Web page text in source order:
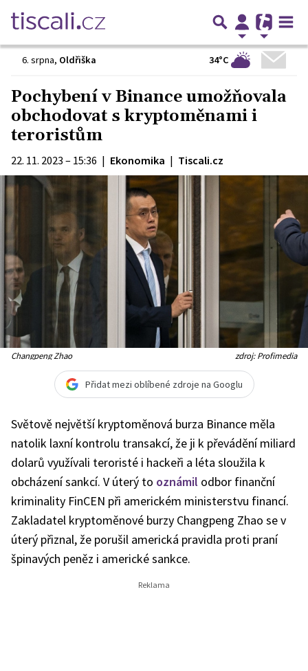
6. srpna, Oldřiška 34°C
Pochybení v Binance umožňovala
obchodovat s kryptoměnami i
teroristům
22. 11. 2023 – 15:36 | Ekonomika | Tiscali.cz
Changpeng Zhao zdroj: Profimedia
Přidat mezi oblíbené zdroje na Googlu
Světově největší kryptoměnová burza Binance měla
natolik laxní kontrolu transakcí, že ji k převádění miliard
dolarů využívali teroristé i hackeři a léta sloužila k
obcházení sankcí. V úterý to oznámil odbor finanční
kriminality FinCEN při americkém ministerstvu financí.
Zakladatel kryptoměnové burzy Changpeng Zhao se v
úterý přiznal, že porušil americká pravidla proti praní
špinavých peněz i americké sankce.